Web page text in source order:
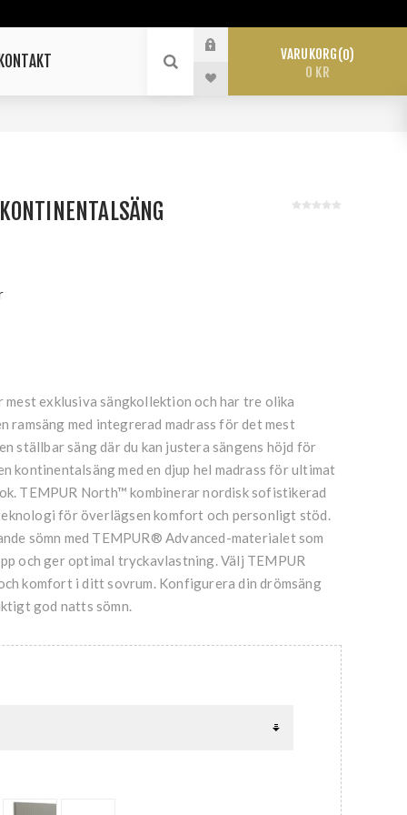
VARUKORG 0
0 KR
exklusiva sängkollektion och har tre olika
ramsäng med integrerad madrass för det mest
ställbar säng där du kan justera sängens höjd för
kontinentalsäng med en djup hel madrass för ultimat
TEMPUR North™ kombinerar nordisk sofistikerad
för överlägsen komfort och personligt stöd.
sömn med TEMPUR® Advanced-materialet som
och ger optimal tryckavlastning. Välj TEMPUR
komfort i ditt sovrum. Konfigurera din drömsäng
god natts sömn.